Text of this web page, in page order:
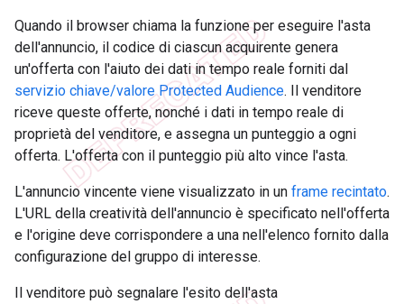
Quando il browser chiama la funzione per eseguire l'asta
dell'annuncio, il codice di ciascun acquirente genera
un'offerta con l'aiuto dei dati in tempo reale forniti dal
servizio chiave/valore Protected Audience. Il venditore
riceve queste offerte, nonché i dati in tempo reale di
proprietà del venditore, e assegna un punteggio a ogni
offerta. L'offerta con il punteggio più alto vince l'asta.
L'annuncio vincente viene visualizzato in un frame recintato.
L'URL della creatività dell'annuncio è specificato nell'offerta
e l'origine deve corrispondere a una nell'elenco fornito dalla
configurazione del gruppo di interesse.
Il venditore può segnalare l'esito dell'asta